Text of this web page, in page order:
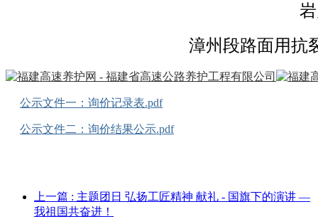
漳州段路面用抗
公示文件一：询价记录表.pdf
公示文件二：询价结果公示.pdf
上一篇 : 主题团日 弘扬工匠精神 献礼 - 国旗下的演讲 —
我祖国共奋进！